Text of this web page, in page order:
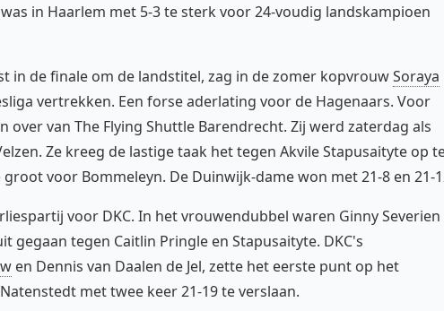
in Haarlem met 5-3 te sterk voor 24-voudig landskampioen
in de finale om de landstitel, zag in de zomer kopvrouwSoraya
vertrekken. Een forse aderlating voor de Hagenaars. Voor
over van The Flying Shuttle Barendrecht. Zij werd zaterdag als
Ze kreeg de lastige taak het tegen Akvile Stapusaityte op
voor Bommeleyn. De Duinwijk-dame won met 21-8 en 21-
voor DKC. In het vrouwendubbel waren Ginny Severien
gegaan tegen Caitlin Pringle en Stapusaityte. DKC's
en Dennis van Daalen de Jel, zette het eerste punt op het
met twee keer 21-19 te verslaan.